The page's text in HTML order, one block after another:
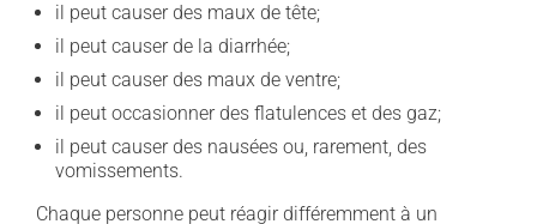
il peut causer des maux de tête;
il peut causer de la diarrhée;
il peut causer des maux de ventre;
il peut occasionner des flatulences et des gaz;
il peut causer des nausées ou, rarement, des
vomissements.
Chaque personne peut réagir différemment à un